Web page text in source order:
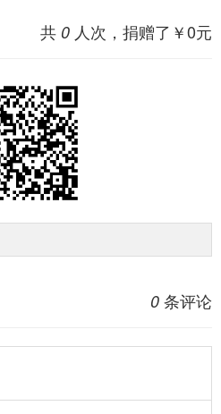
共 0 人次，捐赠了￥0元
0 条评论